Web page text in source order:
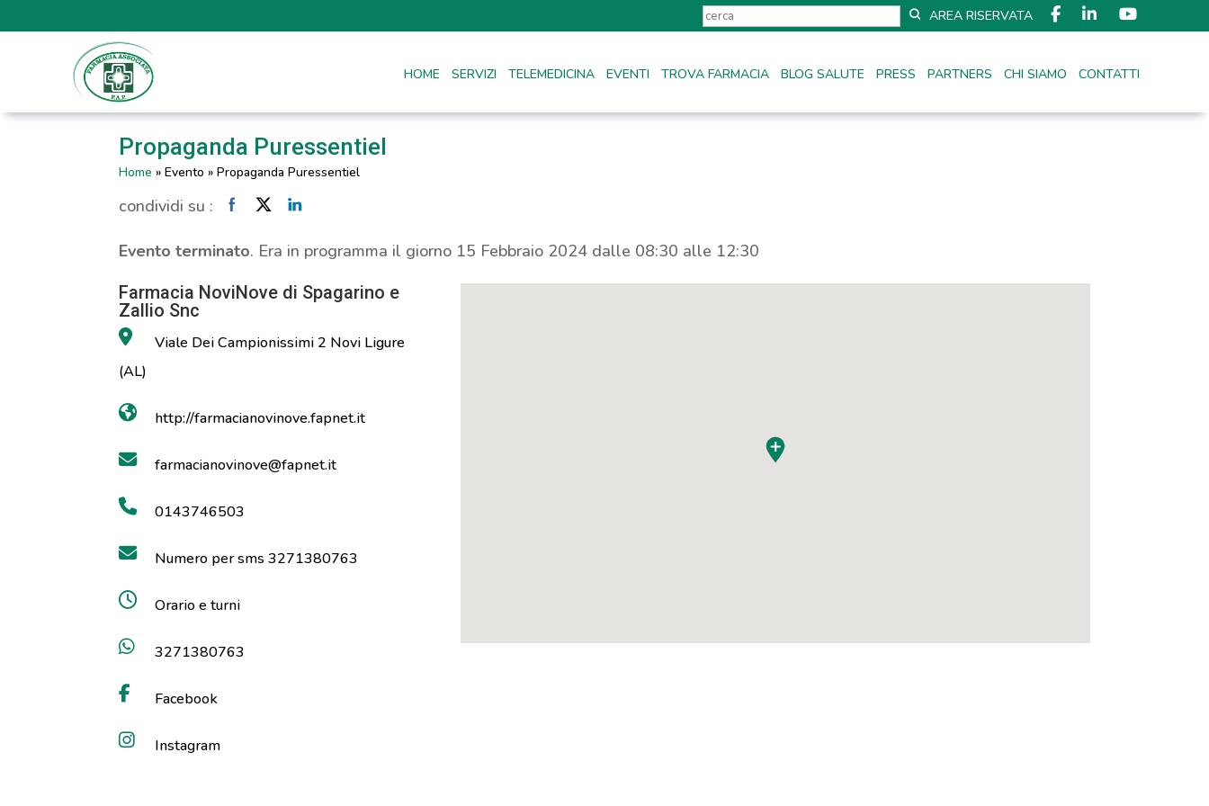
AREA RISERVATA
HOME SERVIZI TELEMEDICINA EVENTI TROVA FARMACIA BLOG SALUTE PRESS PARTNERS CHI SIAMO CONTATTI
Propaganda Puressentiel
Home » Evento » Propaganda Puressentiel
condividi su :
Evento terminato. Era in programma il giorno 15 Febbraio 2024 dalle 08:30 alle 12:30
Farmacia NoviNove di Spagarino e
Zallio Snc
Viale Dei Campionissimi 2 Novi Ligure
(AL)
http://farmacianovinove.fapnet.it
farmacianovinove@fapnet.it
0143746503
Numero per sms 3271380763
Orario e turni
3271380763
Facebook
Instagram